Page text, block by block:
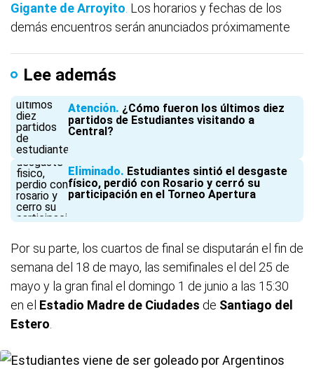
Gigante de Arroyito Los horarios y fechas de los
demás encuentros serán anunciados próximamente
Lee además
Atención ¿Cómo fueron los últimos diez
partidos de Estudiantes visitando a
Central?
Eliminado Estudiantes sintió el desgaste
físico, perdió con Rosario y cerró su
participación en el Torneo Apertura
Por su parte, los cuartos de final se disputarán el fin de
semana del 18 de mayo, las semifinales el del 25 de
mayo y la gran final el domingo 1 de junio a las 15:30
en el Estadio Madre de Ciudades de Santiago del
Estero